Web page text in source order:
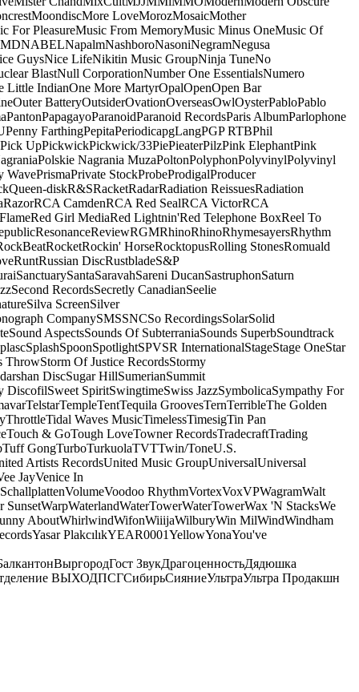
MoondiscMore LoveMorozMosaicMother
For PleasureMusic From MemoryMusic Minus OneMusic Of
NABELNapalmNashboroNasoniNegramNegusa
GuysNice LifeNikitin Music GroupNinja TuneNo
BlastNull CorporationNumber One EssentialsNumero
Little IndianOne More MartyrOpalOpenOpen Bar
Outer BatteryOutsiderOvationOverseasOwlOysterPabloPablo
PantonPapagayoParanoidParanoid RecordsParis AlbumParlophone
Penny FarthingPepitaPeriodicapgLangPGP RTBPhil
Pick UpPickwickPickwick/33PiePieaterPilzPink ElephantPink
Polskie Nagrania MuzaPoltonPolyphonPolyvinylPolyvinyl
WavePrismaPrivate StockProbeProdigalProducer
Queen-diskR&SRacketRadarRadiation ReissuesRadiation
RazorRCA CamdenRCA Red SealRCA VictorRCA
Red Girl MediaRed Lightnin'Red Telephone BoxReel To
ResonanceReviewRGMRhinoRhinoRhymesayersRhythm
RocketRockin' HorseRocktopusRolling StonesRomuald
RuntRussian DiscRustbladeS&P
SanctuarySantaSaravahSareni DucanSastruphonSaturn
Second RecordsSecretly CanadianSeelie
Silva ScreenSilver
CompanySMSSNCSo RecordingsSolarSolid
Sound AspectsSounds Of SubterraniaSounds SuperbSoundtrack
SplashSpoonSpotlightSPVSR InternationalStageStage OneStar
ThrowStorm Of Justice RecordsStormy
DiscSugar HillSumerianSummit
DiscofilSweet SpiritSwingtimeSwiss JazzSymbolicaSympathy For
TelstarTempleTentTequila GroovesTernTerribleThe Golden
ThrottleTidal Waves MusicTimelessTimesigTin Pan
Touch & GoTough LoveTowner RecordsTradecraftTrading
Tuff GongTurboTurkuolaTVTTwin/ToneU.S.
Artists RecordsUnited Music GroupUniversalUniversal
JayVenice In
VolumeVoodoo RhythmVortexVoxVPWagramWalt
SunsetWarpWaterlandWaterTowerWaterTowerWax 'N StacksWe
AboutWhirlwindWifonWiiijaWilburyWin MilWindWindham
Yasar PlakcılıkYEAR0001YellowYonaYou've
ВыргородГост ЗвукДрагоценностьДядюшка
ВЫХОДПСГСибирьСияниеУльтраУльтра Продакшн